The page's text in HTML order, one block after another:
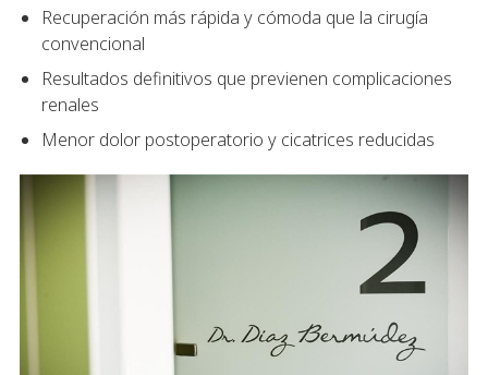
Recuperación más rápida y cómoda que la cirugía
convencional
Resultados definitivos que previenen complicaciones
renales
Menor dolor postoperatorio y cicatrices reducidas